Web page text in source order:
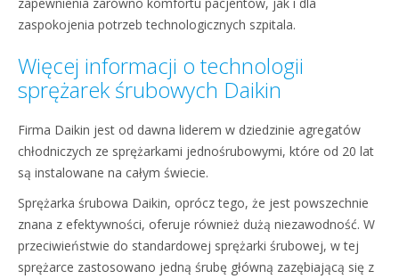
zapewnienia zarówno komfortu pacjentów, jak i dla
zaspokojenia potrzeb technologicznych szpitala.
Więcej informacji o technologii
sprężarek śrubowych Daikin
Firma Daikin jest od dawna liderem w dziedzinie agregatów
chłodniczych ze sprężarkami jednośrubowymi, które od 20 lat
są instalowane na całym świecie.
Sprężarka śrubowa Daikin, oprócz tego, że jest powszechnie
znana z efektywności, oferuje również dużą niezawodność. W
przeciwieństwie do standardowej sprężarki śrubowej, w tej
sprężarce zastosowano jedną śrubę główną zazębiającą się z